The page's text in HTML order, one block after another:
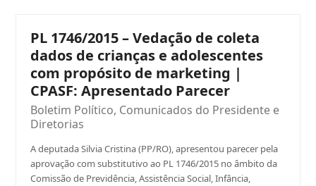
PL 1746/2015 – Vedação de coleta
dados de crianças e adolescentes
com propósito de marketing |
CPASF: Apresentado Parecer
Boletim Político, Comunicados do Presidente e
Diretorias
A deputada Silvia Cristina (PP/RO), apresentou parecer pela
aprovação com substitutivo ao PL 1746/2015 no âmbito da
Comissão de Previdência, Assistência Social, Infância,